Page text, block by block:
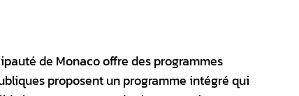
de Monaco offre des programmes
proposent un programme intégré qui